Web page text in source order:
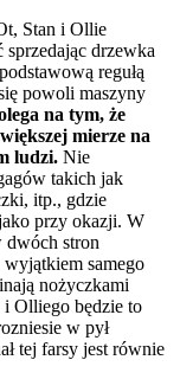
Stan i Ollie
drzewka
regułą
powoli maszyny
na tym, że
mierze na
ludzi. Nie
takich jak
itp., gdzie
przy okazji. W
dwóch stron
samego
nożyczkami
i Olliego będzie to
w pył
tej farsy jest równie